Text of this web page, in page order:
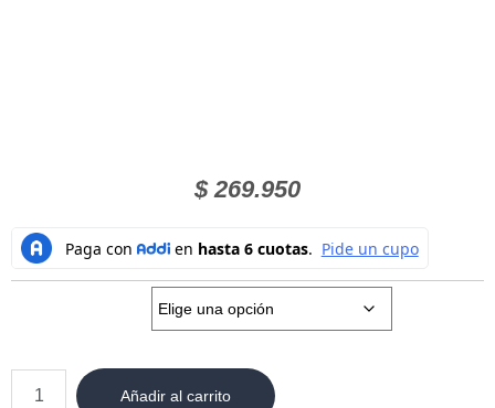
$269.950
Añadir al carrito